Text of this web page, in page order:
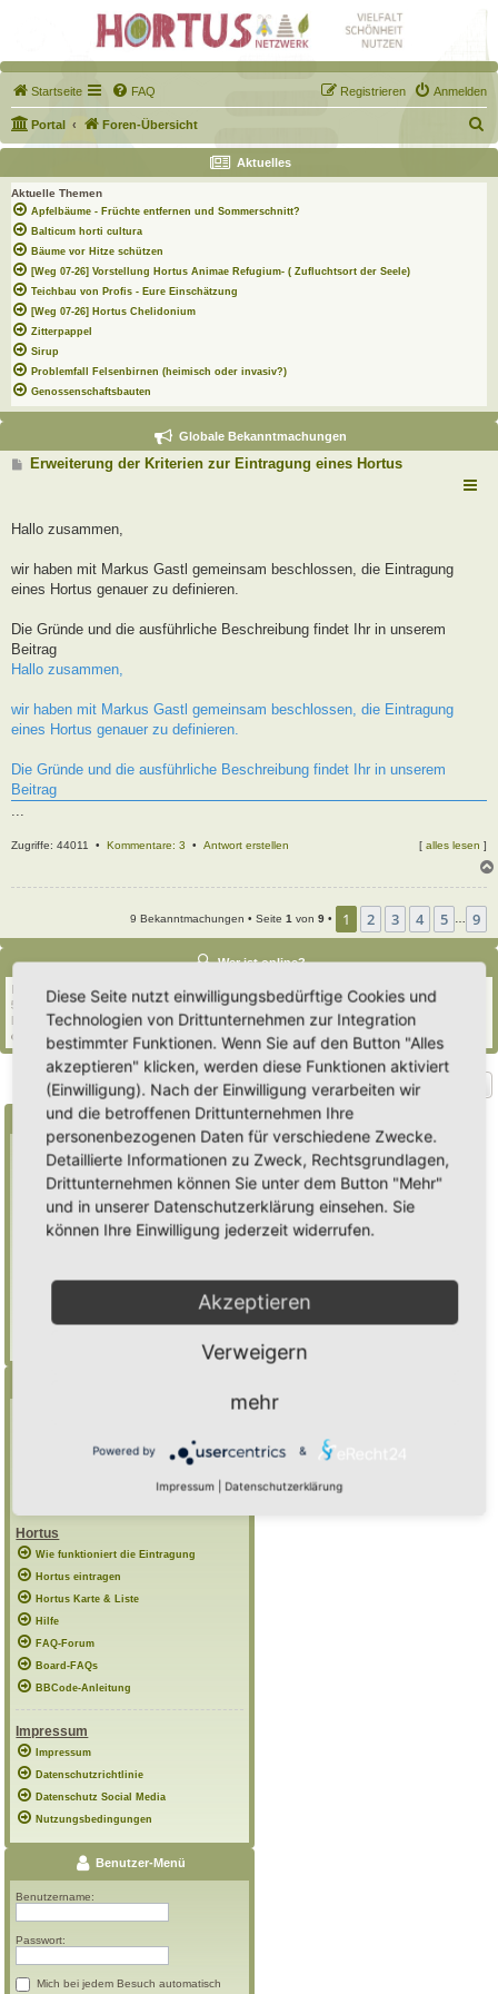
Startseite FAQ Anmelden
Registrieren
Portal Foren-Übersicht
u
c
Aktuelles
Aktuelle Themen
Apfelbäume - Früchte entfernen und Sommerschnitt?
Balticum horti cultura
Bäume vor Hitze schützen
[Weg 07-26] Vorstellung Hortus Animae Refugium- ( Zufluchtsort der Seele)
Teichbau von Profis - Eure Einschätzung
[Weg 07-26] Hortus Chelidonium
Zitterpappel
Sirup
Problemfall Felsenbirnen (heimisch oder invasiv?)
Genossenschaftsbauten
Globale Bekanntmachungen
B
r
Erweiterung der Kriterien zur Eintragung eines Hortus
Hallo zusammen,
wir haben mit Markus Gastl gemeinsam beschlossen, die Eintragung
eines Hortus genauer zu definieren.
Die Gründe und die ausführliche Beschreibung findet Ihr in unserem
Beitrag
Hallo zusammen,
wir haben mit Markus Gastl gemeinsam beschlossen, die Eintragung
eines Hortus genauer zu definieren.
Die Gründe und die ausführliche Beschreibung findet Ihr in unserem
Beitrag
Zugriffe: 44011 • Kommentare: 3 • Antwort erstellen [ alles lesen ]
9 Bekanntmachungen • Seite 1 von 9 • 1 2 3 4 5 … 9
Wer ist online?
Insgesamt sind54 Besucher online :: 2 sichtbare Mitglieder, 0 unsichtbare Mitglieder und
52 Gäste (basierend auf den aktiven Besuchern der letzten 5 Minuten)
Der Besucherrekord liegt bei2235Besuchern, die am Mi 29. Jul 2026, 21:02 gleichzeitig
online waren.
Gehe zu
Suche
Benutze ein * als Platzhalter für teilweis
Übereinstimmungen
Mulchfindet "Mulch", Mulch*findet auch
Weitere Hilfe zur Suche
Foren-Übersicht
Hortus
Wie funktioniert die Eintragung
Hortus eintragen
Hortus Karte & Liste
Hilfe
FAQ-Forum
Board-FAQs
BBCode-Anleitung
Impressum
Impressum
Datenschutzrichtlinie
Datenschutz Social Media
Nutzungsbedingungen
Benutzer-Menü
Benutzername:
Passwort:
Mich bei jedem Besuch automatisch
Diese Seite nutzt einwilligungsbedürftige Cookies und
Technologien von Drittunternehmen zur Integration
bestimmter Funktionen. Wenn Sie auf den Button "Alles
akzeptieren" klicken, werden diese Funktionen aktiviert
(Einwilligung). Nach der Einwilligung verarbeiten wir
und die betroffenen Drittunternehmen Ihre
personenbezogenen Daten für verschiedene Zwecke.
Detaillierte Informationen zu Zweck, Rechtsgrundlagen,
Drittunternehmen können Sie unter dem Button "Mehr"
und in unserer Datenschutzerklärung einsehen. Sie
können Ihre Einwilligung jederzeit widerrufen.
Akzeptieren
Verweigern
mehr
Powered by &
Impressum Datenschutzerklärung